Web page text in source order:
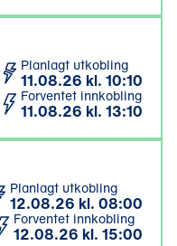
Planlagt utkobling
11.08.26 kl. 10:10
Forventet innkobling
11.08.26 kl. 13:10
Planlagt utkobling
12.08.26 kl. 08:00
Forventet innkobling
12.08.26 kl. 15:00